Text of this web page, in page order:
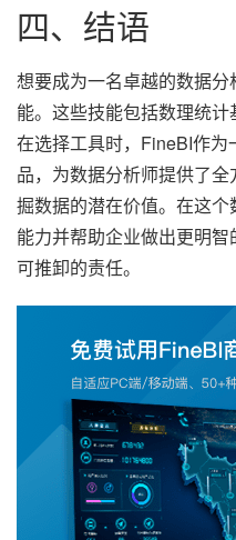
四、结语
想要成为一名卓越的数据
能。这些技能包括数理统计
在选择工具时，FineBI作
品，为数据分析师提供了
掘数据的潜在价值。在这
能力并帮助企业做出更明
可推卸的责任。